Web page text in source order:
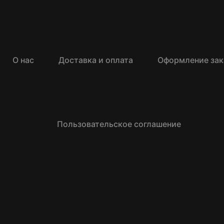
О нас Доставка и оплата Оформление
Пользовательское соглашение